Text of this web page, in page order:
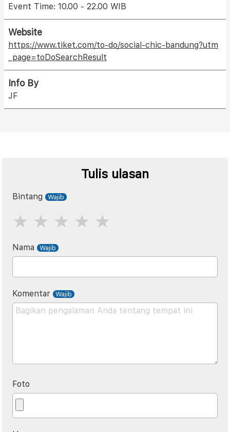
Event Time: 10.00 - 22.00 WIB
Website
https://www.tiket.com/to-do/social-chic-bandung?utm
_page=toDoSearchResult
Info By
JF
Tulis ulasan
Bintang
Nama
Komentar
Foto